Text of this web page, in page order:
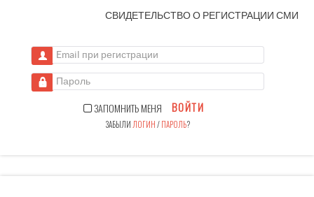
СВИДЕТЕЛЬСТВО О РЕГИСТРАЦИИСМИ
Email при регистрации
Пароль
ЗАПОМНИТЬ МЕНЯ ВОЙТИ
ЗАБЫЛИ ЛОГИН/ПАРОЛЬ?